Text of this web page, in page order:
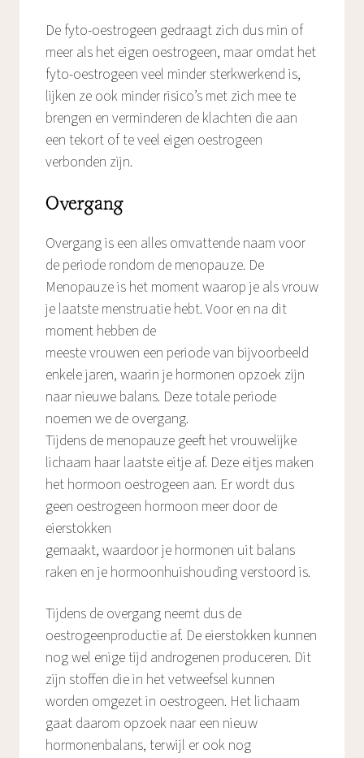
De fyto-oestrogeen gedraagt zich dus min of
meer als het eigen oestrogeen, maar omdat het
fyto-oestrogeen veel minder sterkwerkend is,
lijken ze ook minder risico’s met zich mee te
brengen en verminderen de klachten die aan
een tekort of te veel eigen oestrogeen
verbonden zijn.
Overgang
Overgang is een alles omvattende naam voor
de periode rondom de menopauze. De
Menopauze is het moment waarop je als vrouw
je laatste menstruatie hebt. Voor en na dit
moment hebben de
meeste vrouwen een periode van bijvoorbeeld
enkele jaren, waarin je hormonen opzoek zijn
naar nieuwe balans. Deze totale periode
noemen we de overgang.
Tijdens de menopauze geeft het vrouwelijke
lichaam haar laatste eitje af. Deze eitjes maken
het hormoon oestrogeen aan. Er wordt dus
geen oestrogeen hormoon meer door de
eierstokken
gemaakt, waardoor je hormonen uit balans
raken en je hormoonhuishouding verstoord is.
Tijdens de overgang neemt dus de
oestrogeenproductie af. De eierstokken kunnen
nog wel enige tijd androgenen produceren. Dit
zijn stoffen die in het vetweefsel kunnen
worden omgezet in oestrogeen. Het lichaam
gaat daarom opzoek naar een nieuw
hormonenbalans, terwijl er ook nog